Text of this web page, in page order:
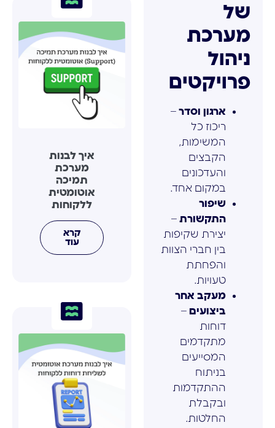
של
מערכת
ניהול
פרויקטים
ארגון וסדר –
ריכוז כל
המשימות,
הקבצים
והעדכונים
במקום אחד.
שיפור
התקשורת –
יצירת שקיפות
בין חברי הצוות
והפחתת
טעויות.
מעקב אחר
ביצועים –
דוחות
מתקדמים
המסייעים
בניתוח
ההתקדמות
ובקבלת
החלטות.
איך לבנות
מערכת
תמיכה
אוטומטית
ללקוחות
קרא
עוד